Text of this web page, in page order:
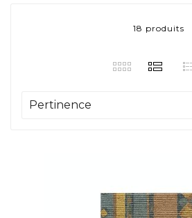
18 produits
Pertinence